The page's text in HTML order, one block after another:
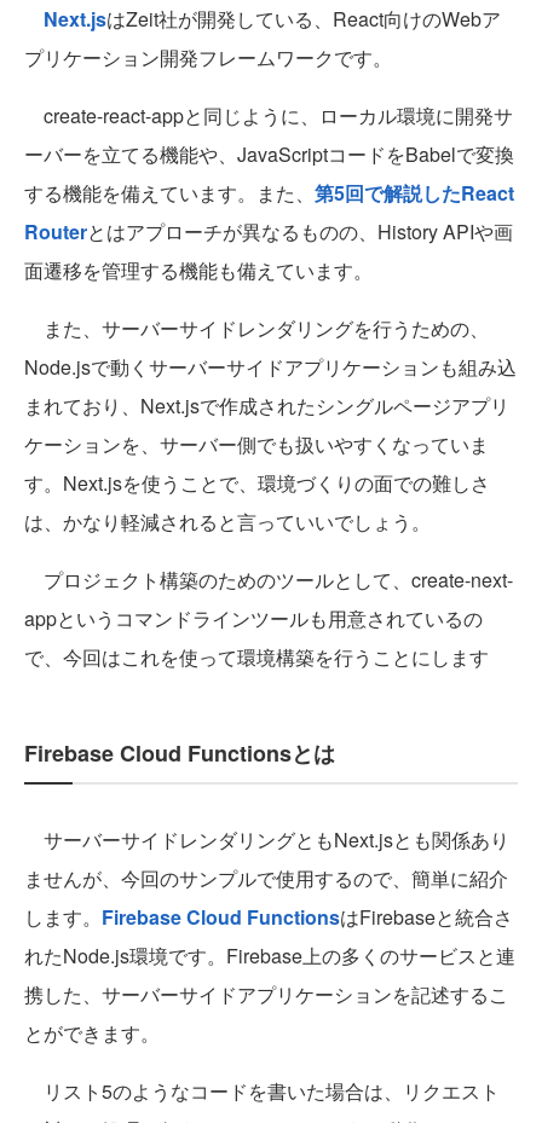
Next.jsはZeit社が開発している、React向けのWebア
プリケーション開発フレームワークです。
create-react-appと同じように、ローカル環境に開発サ
ーバーを立てる機能や、JavaScriptコードをBabelで変換
する機能を備えています。また、 第5回で解説したReact
Routerとはアプローチが異なるものの、History APIや画
面遷移を管理する機能も備えています。
また、サーバーサイドレンダリングを行うための、
Node.jsで動くサーバーサイドアプリケーションも組み込
まれており、Next.jsで作成されたシングルページアプリ
ケーションを、サーバー側でも扱いやすくなっていま
す。Next.jsを使うことで、環境づくりの面での難しさ
は、かなり軽減されると言っていいでしょう。
プロジェクト構築のためのツールとして、create-next-
appというコマンドラインツールも用意されているの
で、今回はこれを使って環境構築を行うことにします
Firebase Cloud Functionsとは
サーバーサイドレンダリングともNext.jsとも関係あり
ませんが、今回のサンプルで使用するので、簡単に紹介
します。 Firebase Cloud FunctionsはFirebaseと統合さ
れたNode.js環境です。Firebase上の多くのサービスと連
携した、サーバーサイドアプリケーションを記述するこ
とができます。
リスト5のようなコードを書いた場合は、リクエスト